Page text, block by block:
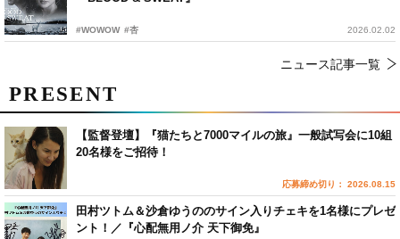
#WOWOW #杏 2026.02.02
ニュース記事一覧
PRESENT
【監督登壇】『猫たちと7000マイルの旅』一般試写会に10組
20名様をご招待！
応募締め切り： 2026.08.15
田村ツトム＆沙倉ゆうののサイン入りチェキを1名様にプレゼ
ント！／『心配無用ノ介 天下御免』